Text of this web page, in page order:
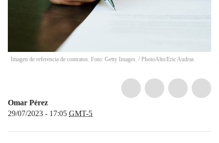
Imagen de referencia de contratos. Foto: Getty Images. / PhotoAlto/Eric Audras
Omar Pérez
29/07/2023 - 17:05 GMT-5